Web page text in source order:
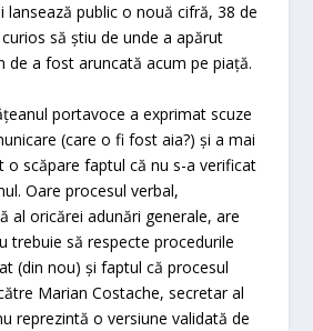
lansează public o nouă cifră, 38 de
să știu de unde a apărut
de a fost aruncată acum pe piață.
portavoce a exprimat scuze
(care o fi fost aia?) și a mai
scăpare faptul că nu s-a verificat
Oare procesul verbal,
al oricărei adunări generale, are
trebuie să respecte procedurile
(din nou) și faptul că procesul
Marian Costache, secretar al
reprezintă o versiune validată de